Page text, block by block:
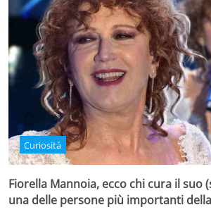
Curiosità
Fiorella Mannoia, ecco chi cura il suo
una delle persone più importanti